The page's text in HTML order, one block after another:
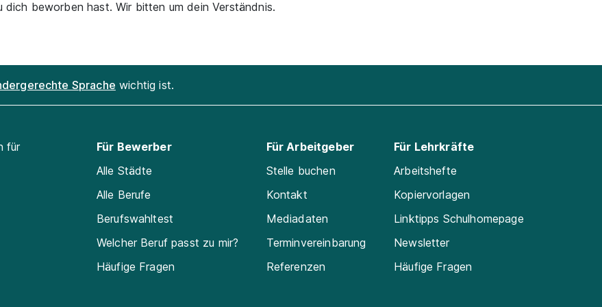
beworben hast. Wir bitten um dein Verständnis.
Sprache wichtig ist.
für
Für Bewerber
Alle Städte
Alle Berufe
Berufswahltest
Welcher Beruf passt zu mir?
Häufige Fragen
Für Arbeitgeber
Stelle buchen
Kontakt
Mediadaten
Terminvereinbarung
Referenzen
Für Lehrkräfte
Arbeitshefte
Kopiervorlagen
Linktipps Schulhomepage
Newsletter
Häufige Fragen